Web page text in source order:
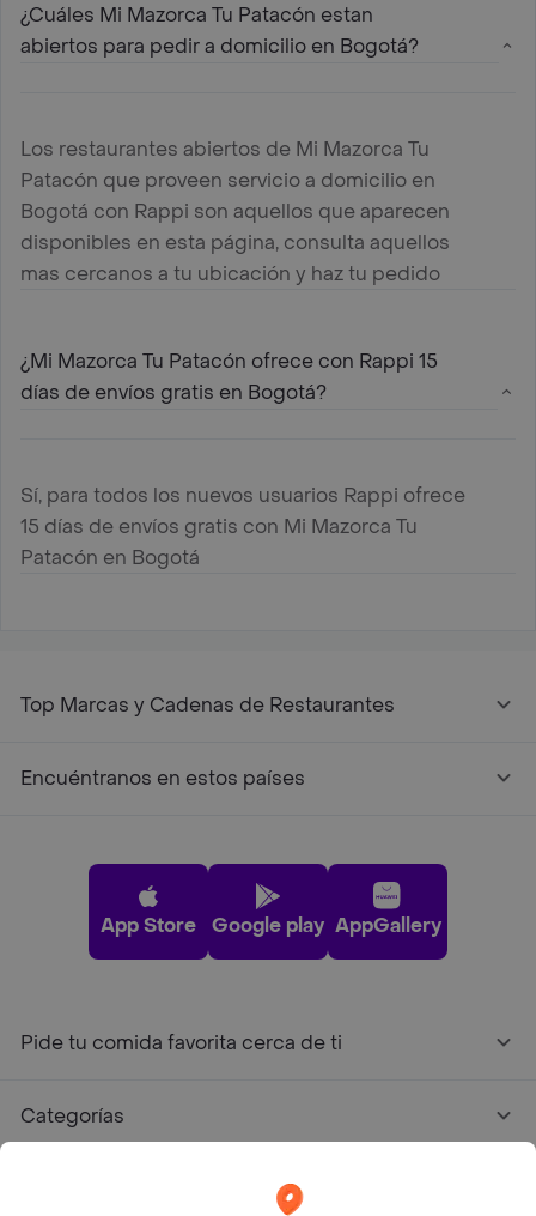
¿Cuáles Mi Mazorca Tu Patacón estan
abiertos para pedir a domicilio en Bogotá?
Los restaurantes abiertos de Mi Mazorca Tu
Patacón que proveen servicio a domicilio en
Bogotá con Rappi son aquellos que aparecen
disponibles en esta página, consulta aquellos
mas cercanos a tu ubicación y haz tu pedido
¿Mi Mazorca Tu Patacón ofrece con Rappi 15
días de envíos gratis en Bogotá?
Sí, para todos los nuevos usuarios Rappi ofrece
15 días de envíos gratis con Mi Mazorca Tu
Patacón en Bogotá
Top Marcas y Cadenas de Restaurantes
Encuéntranos en estos países
App Store Google play AppGallery
Pide tu comida favorita cerca de ti
Categorías